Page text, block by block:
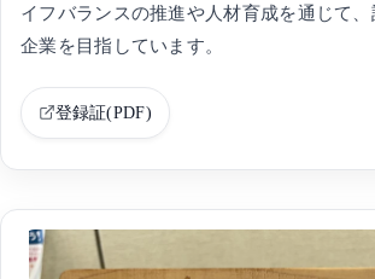
イフバランスの推進や人材育成を通じて
企業を目指しています。
登録証(PDF)